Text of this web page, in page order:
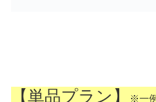
【単品プラン】 ※一